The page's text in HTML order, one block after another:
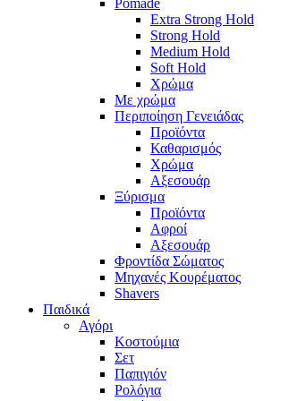
Extra Strong Hold
Strong Hold
Medium Hold
Soft Hold
Χρώμα
Με χρώμα
Περιποίηση Γενειάδας
Προϊόντα
Καθαρισμός
Χρώμα
Αξεσουάρ
Ξύρισμα
Προϊόντα
Αφροί
Αξεσουάρ
Φροντίδα Σώματος
Μηχανές Κουρέματος
Shavers
Παιδικά
Αγόρι
Κοστούμια
Σετ
Παπιγιόν
Ρολόγια